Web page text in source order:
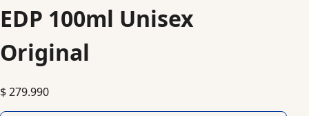
EDP 100ml Unisex
Original
$279.990